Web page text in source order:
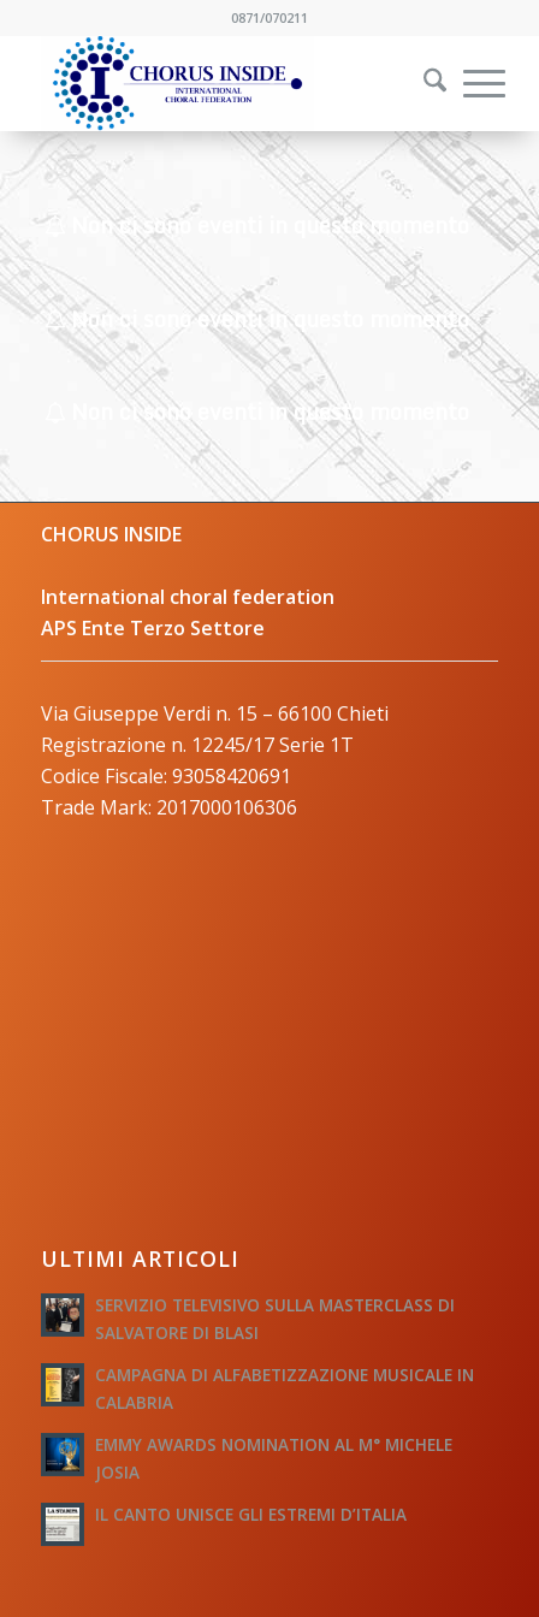
0871/070211
Non ci sono eventi in questo momento
Non ci sono eventi in questo momento
Non ci sono eventi in questo momento
CHORUS INSIDE
International choral federation
APS Ente Terzo Settore
Via Giuseppe Verdi n. 15 – 66100 Chieti
Registrazione n. 12245/17 Serie 1T
Codice Fiscale: 93058420691
Trade Mark: 2017000106306
ULTIMI ARTICOLI
SERVIZIO TELEVISIVO SULLA MASTERCLASS DI
SALVATORE DI BLASI
CAMPAGNA DI ALFABETIZZAZIONE MUSICALE IN
CALABRIA
EMMY AWARDS NOMINATION AL M° MICHELE
JOSIA
IL CANTO UNISCE GLI ESTREMI D’ITALIA